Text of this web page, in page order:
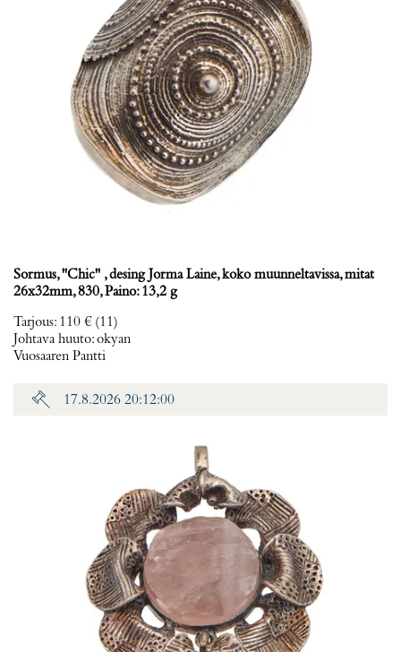
Sormus, ''Chic'' , desing Jorma Laine, koko muunneltavissa, mitat
26x32mm, 830, Paino: 13,2 g
Tarjous: 110 € (11)
Johtava huuto:okyan
Vuosaaren Pantti
17.8.2026 20:12:00